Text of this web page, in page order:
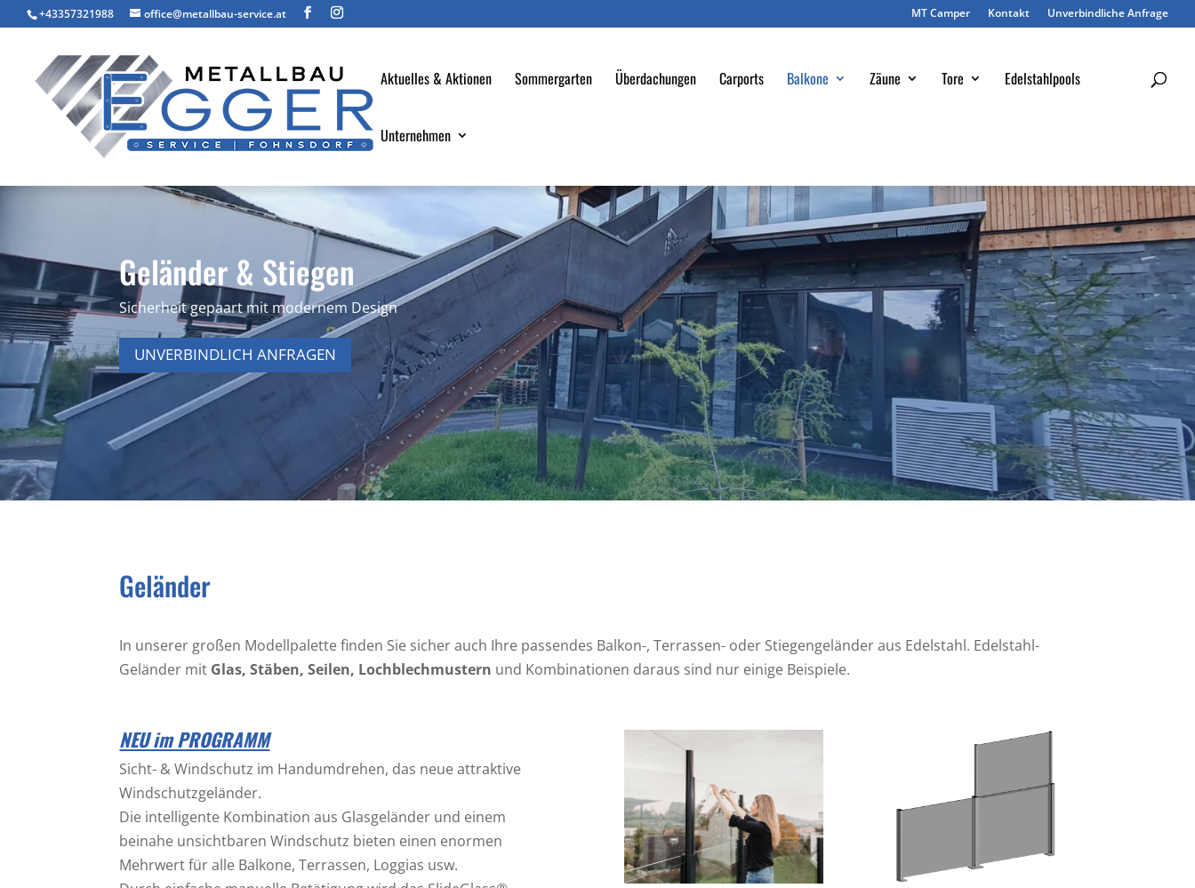
+43357321988 office@metallbau-service.at MT Camper Kontakt Unverbindliche Anfrage
Aktuelles & Aktionen Sommergarten Überdachungen Carports Balkone Zäune Tore Edelstahlpools
Unternehmen
Geländer & Stiegen
Sicherheit gepaart mit modernem Design
UNVERBINDLICH ANFRAGEN
Geländer
In unserer großen Modellpalette finden Sie sicher auch Ihre passendes Balkon-, Terrassen- oder Stiegengeländer aus Edelstahl. Edelstahl-
Geländer mit Glas, Stäben, Seilen, Lochblechmustern und Kombinationen daraus sind nur einige Beispiele.
NEU im PROGRAMM
Sicht- & Windschutz im Handumdrehen, das neue attraktive
Windschutzgeländer.
Die intelligente Kombination aus Glasgeländer und einem
beinahe unsichtbaren Windschutz bieten einen enormen
Mehrwert für alle Balkone, Terrassen, Loggias usw.